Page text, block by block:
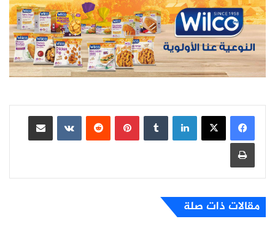
لينكدإن بينتيريست
مشاركة عبر البريد
طباعة
مقالات ذات صلة